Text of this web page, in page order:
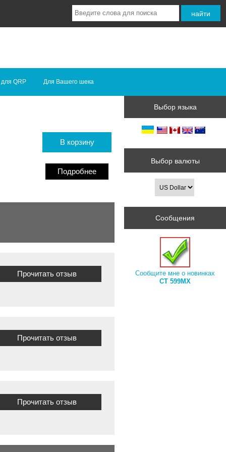
QRP Для Вашего шека
В корзину
Подробнее
Прочитать отзыв
Прочитать отзыв
Прочитать отзыв
Выбор языка
Выбор валюты
Сообщения
Сообщите мне о новинках
CT 599MX